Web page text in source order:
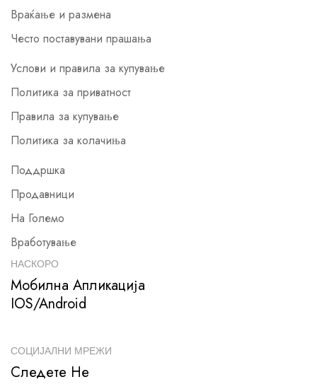
Враќање и размена
Често поставувани прашања
Услови и правила за купување
Политика за приватност
Правила за купување
Политика за колачиња
Поддршка
Продавници
На Големо
Вработување
НАСКОРО
Мобилна Апликација
IOS/Android
СОЦИЈАЛНИ МРЕЖИ
Следете Не